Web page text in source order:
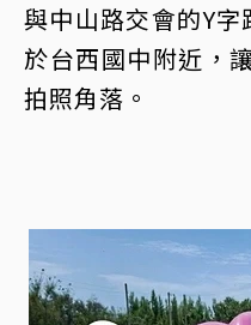
與中山路交會的Y
於台西國中附近，
拍照角落。